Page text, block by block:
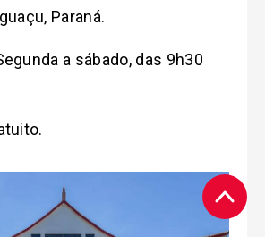
Paraná.
a sábado, das 9h30